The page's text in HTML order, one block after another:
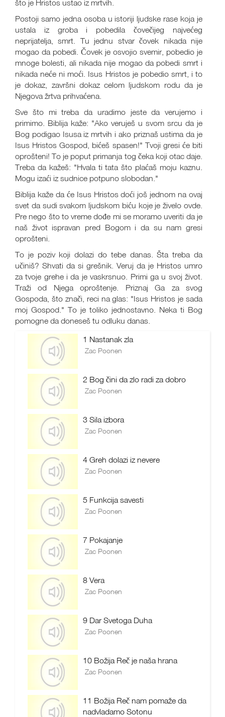
što je Hristos ustao iz mrtvih.
Postoji samo jedna osoba u istoriji ljudske rase koja je
ustala iz groba i pobedila čovečijeg najvećeg
neprijatelja, smrt. Tu jednu stvar čovek nikada nije
mogao da pobedi. Čovek je osvojio svemir, pobedio je
mnoge bolesti, ali nikada nije mogao da pobedi smrt i
nikada neće ni moći. Isus Hristos je pobedio smrt, i to
je dokaz, završni dokaz celom ljudskom rodu da je
Njegova žrtva prihvaćena.
Sve što mi treba da uradimo jeste da verujemo i
primimo. Biblija kaže: "Ako veruješ u svom srcu da je
Bog podigao Isusa iz mrtvih i ako priznaš ustima da je
Isus Hristos Gospod, bićeš spasen!" Tvoji gresi će biti
oprošteni! To je poput primanja tog čeka koji otac daje.
Treba da kažeš: "Hvala ti tata što plaćaš moju kaznu.
Mogu izaći iz sudnice potpuno slobodan."
Biblija kaže da će Isus Hristos doći još jednom na ovaj
svet da sudi svakom ljudskom biću koje je živelo ovde.
Pre nego što to vreme dođe mi se moramo uveriti da je
naš život ispravan pred Bogom i da su nam gresi
oprošteni.
To je poziv koji dolazi do tebe danas. Šta treba da
učiniš? Shvati da si grešnik. Veruj da je Hristos umro
za tvoje grehe i da je vaskrsnuo. Primi ga u svoj život.
Traži od Njega oproštenje. Priznaj Ga za svog
Gospoda, što znači, reci na glas: "Isus Hristos je sada
moj Gospod." To je toliko jednostavno. Neka ti Bog
pomogne da doneseš tu odluku danas.
1 Nastanak zla
Zac Poonen
2 Bog čini da zlo radi za dobro
Zac Poonen
3 Sila izbora
Zac Poonen
4 Greh dolazi iz nevere
Zac Poonen
5 Funkcija savesti
Zac Poonen
7 Pokajanje
Zac Poonen
8 Vera
Zac Poonen
9 Dar Svetoga Duha
Zac Poonen
10 Božija Reč je naša hrana
Zac Poonen
11 Božija Reč nam pomaže da
nadvladamo Sotonu